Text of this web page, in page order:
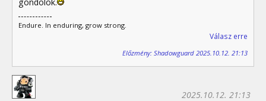
gondolok.
Endure. In enduring, grow strong.
Válasz erre
Előzmény: Shadowguard 2025.10.12. 21:13
2025.10.12. 21:13